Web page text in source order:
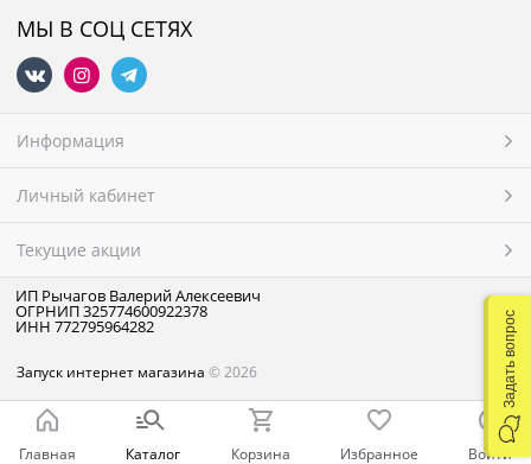
МЫ В СОЦ СЕТЯХ
Информация
Личный кабинет
Текущие акции
ИП Рычагов Валерий Алексеевич
ОГРНИП 325774600922378
ИНН 772795964282
Запуск интернет магазина © 2026
Главная Каталог Корзина Избранное Войти
Задать вопрос